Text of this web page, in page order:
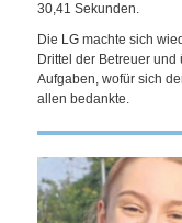
30,41 Sekunden.
Die LG machte sich
Drittel der Betreuer
Aufgaben, wofür sich
allen bedankte.